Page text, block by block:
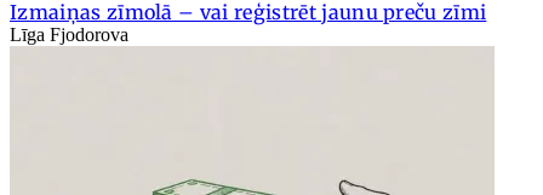
Izmaiņas zīmolā – vai reģistrēt jaunu preču zīmi
Līga Fjodorova